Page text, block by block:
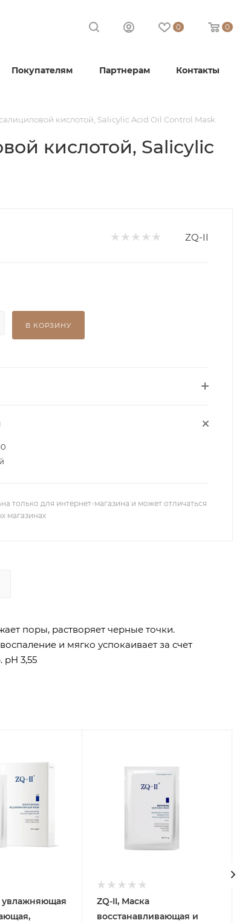
0 0
Покупателям Партнерам Контакты
кислотой, Salicylic Acid Oil Control Mask
кислотой, Salicylic
ZQ-II
В КОРЗИНУ
только для интернет-магазина и может отличаться
магазинах
поры, растворяет черные точки.
и мягко успокаивает за счет
3,55
увлажняющая
ZQ-II, Маска
восстанавливающая и